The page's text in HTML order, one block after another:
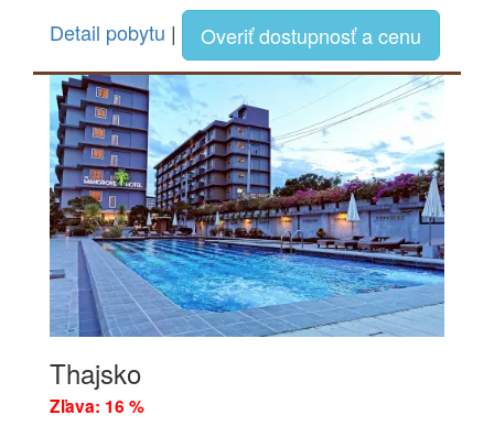
Detail pobytu | Overiť dostupnosť a cenu
Thajsko
Zľava: 16 %